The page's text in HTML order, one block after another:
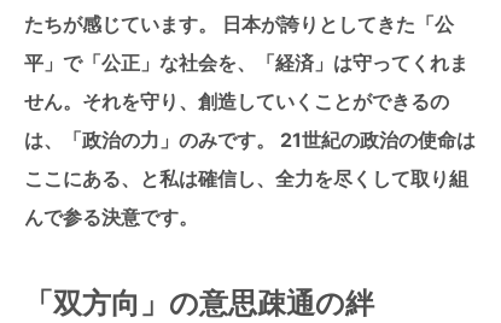
たちが感じています。 日本が誇りとしてきた「公
平」で「公正」な社会を、「経済」は守ってくれま
せん。それを守り、創造していくことができるの
は、「政治の力」のみです。 21世紀の政治の使命は
ここにある、と私は確信し、全力を尽くして取り組
んで参る決意です。
「双方向」の意思疎通の絆